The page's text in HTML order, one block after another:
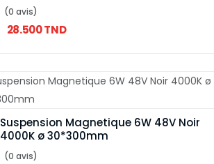
(0 avis)
28.500 TND
Suspension Magnetique 6W 48V Noir
4000K ø 30*300mm
(0 avis)